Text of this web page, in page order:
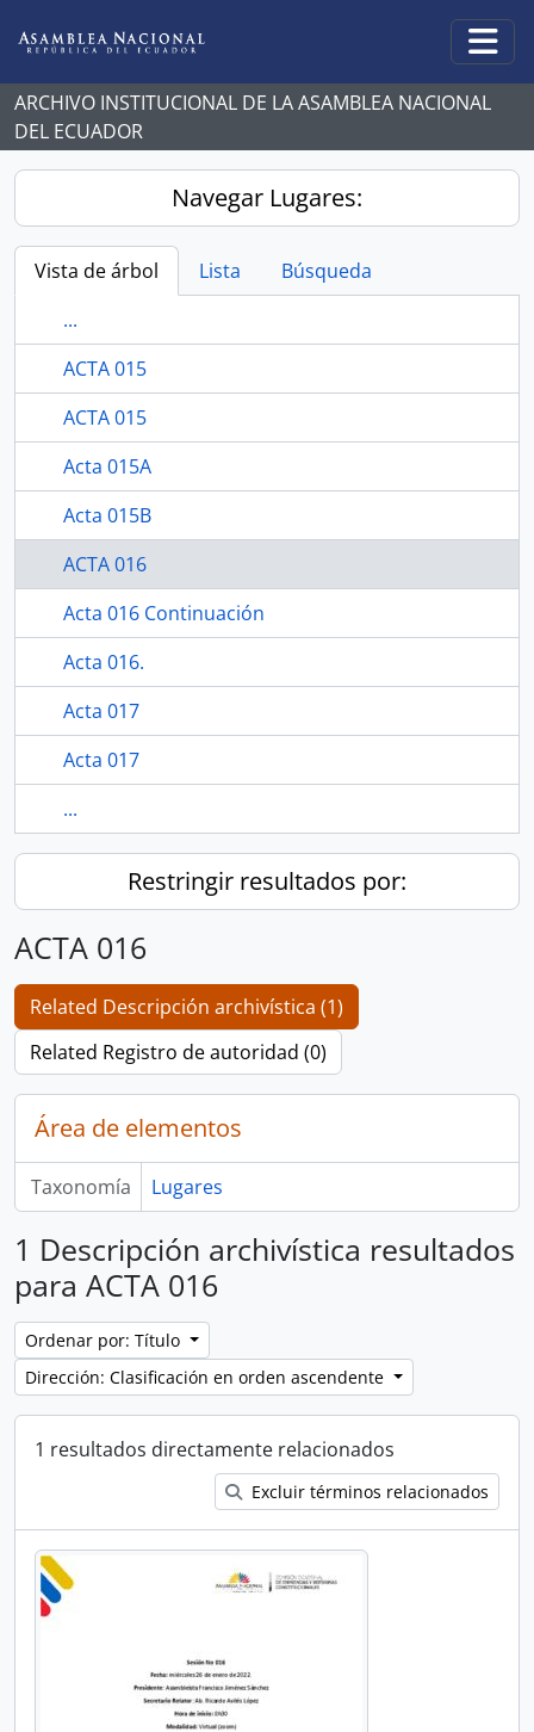
ARCHIVO INSTITUCIONAL DE LA ASAMBLEA NACIONAL
DEL ECUADOR
Navegar Lugares:
Vista de árbol Lista
Búsqueda
...
ACTA 015
ACTA 015
Acta 015A
Acta 015B
ACTA 016
Acta 016 Continuación
Acta 016.
Acta 017
Acta 017
...
Restringir resultados por:
ACTA 016
Related Descripción archivística (1)
Related Registro de autoridad (0)
Área de elementos
Taxonomía Lugares
1 Descripción archivística resultados
para ACTA 016
Ordenar por: Título
Dirección: Clasificación en orden ascendente
1 resultados directamente relacionados
Excluir términos relacionados